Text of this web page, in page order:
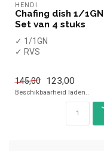
HENDI
Chafing dish 1/1GN |
Set van 4 stuks
✓ 1/1GN
✓ RVS
145,00
123,00
Beschikbaarheid laden..